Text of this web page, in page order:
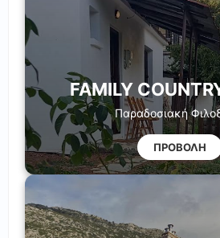
FAMILY
Παραδοσιακή
ΠΡΟΒΟΛΗ